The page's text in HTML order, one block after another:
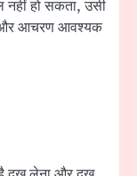
नहीं हो सकता, उसी
और आचरण आवश्यक